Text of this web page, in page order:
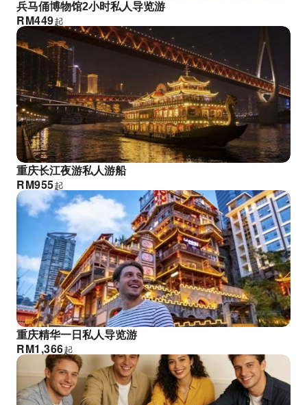
兵马俑博物馆2小时私人导览游
RM449起
重庆长江夜游私人游船
RM955起
重庆精华一日私人导览游
RM1,366起